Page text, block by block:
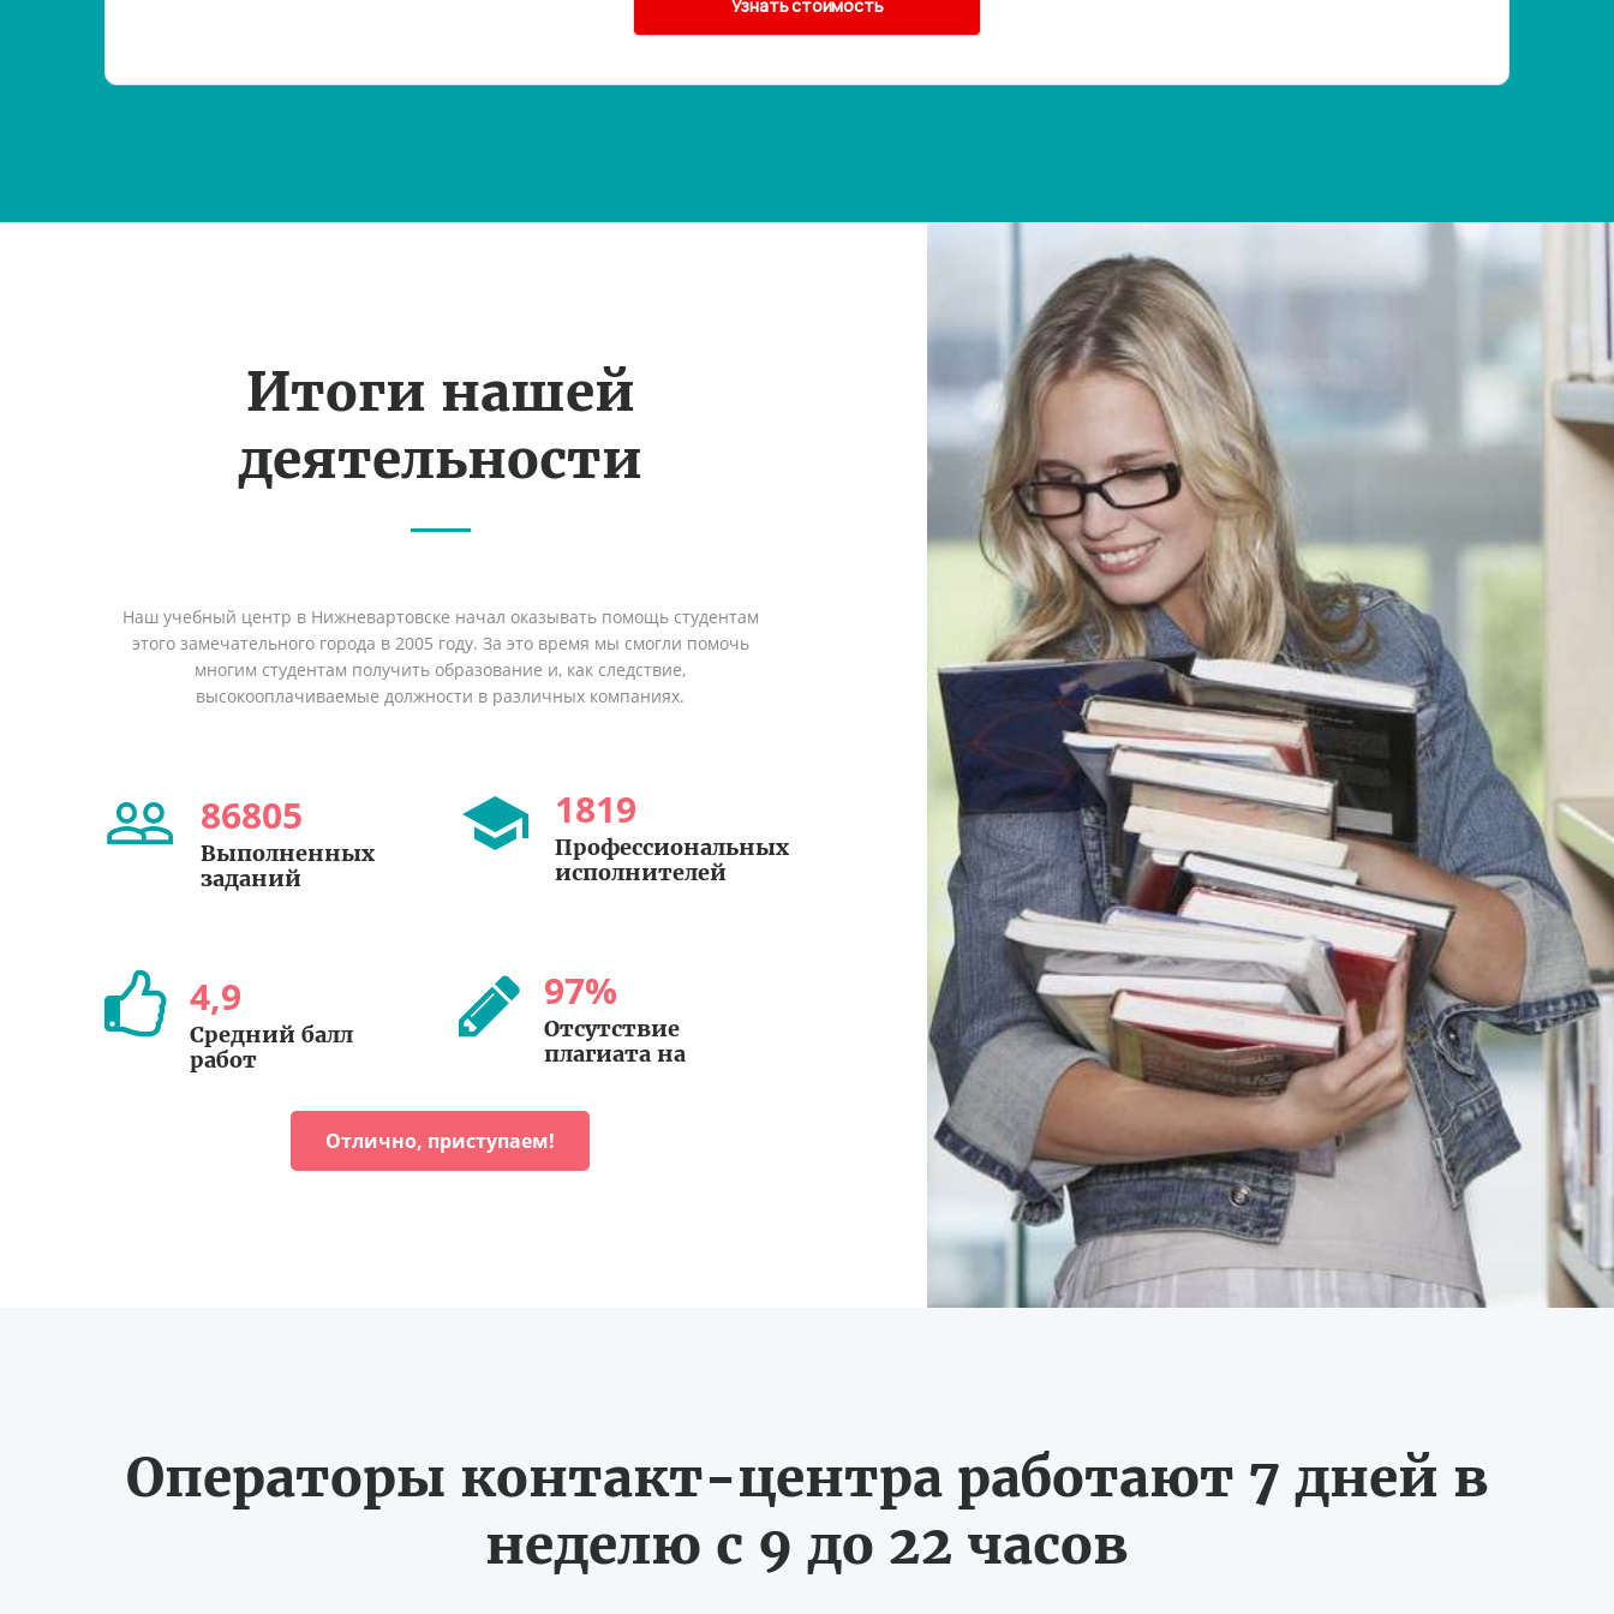
Итоги нашей
деятельности
Наш учебный центр в Нижневартовске начал оказывать помощь студентам
этого замечательного города в 2005 году. За это время мы смогли помочь
многим студентам получить образование и, как следствие,
высокооплачиваемые должности в различных компаниях.
86805
Выполненных
заданий
1819
Профессиональных
исполнителей
4,9
Средний балл
работ
97%
Отсутствие
плагиата на
Отлично, приступаем!
Операторы контакт-центра работают 7 дней в
неделю с 9 до 22 часов